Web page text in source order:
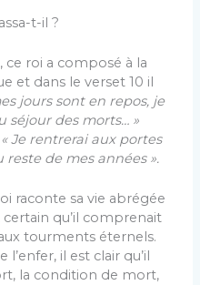
t-il ?
ce roi a composé à la
et dans le verset 10 il
jours sont en repos, je
séjour des morts… »
« Je rentrerai aux portes
de mes années ».
raconte sa vie abrégée
qu’il comprenait
tourments éternels.
il est clair qu’il
la condition de mort,